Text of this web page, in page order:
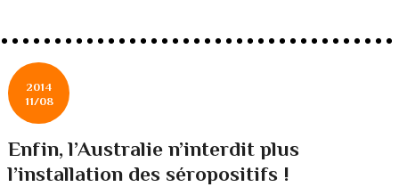
2014
11/08
Enfin, l’Australie n’interdit plus
l’installation des séropositifs !